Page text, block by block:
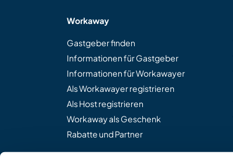
Workaway
Gastgeber finden
Informationen für Gastgeber
Informationen für Workawayer
Als Workawayer registrieren
Als Host registrieren
Workaway als Geschenk
Rabatte und Partner